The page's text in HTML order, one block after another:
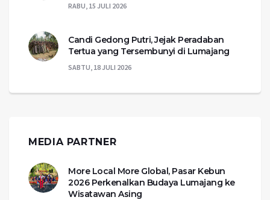
RABU, 15 JULI 2026
Candi Gedong Putri, Jejak Peradaban
Tertua yang Tersembunyi di Lumajang
SABTU, 18 JULI 2026
MEDIA PARTNER
More Local More Global, Pasar Kebun
2026 Perkenalkan Budaya Lumajang ke
Wisatawan Asing